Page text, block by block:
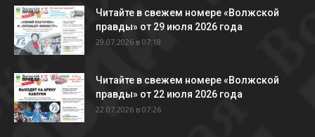
Читайте в свежем номере «Волжской
правды» от 29 июля 2026 года
29.07.2026 в 07:18
Читайте в свежем номере «Волжской
правды» от 22 июля 2026 года
22.07.2026 в 07:26